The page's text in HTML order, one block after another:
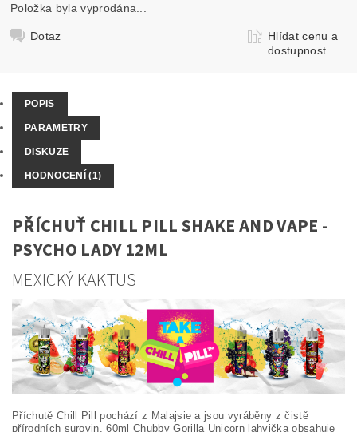
Položka byla vyprodána...
Dotaz
Hlídat cenu a
dostupnost
POPIS
PARAMETRY
DISKUZE
HODNOCENÍ (1)
PŘÍCHUŤ CHILL PILL SHAKE AND VAPE -
PSYCHO LADY 12ML
MEXICKÝ KAKTUS
Příchutě Chill Pill pochází z Malajsie a jsou vyráběny z čistě
přírodních surovin. 60ml Chubby Gorilla Unicorn lahvička obsahuje